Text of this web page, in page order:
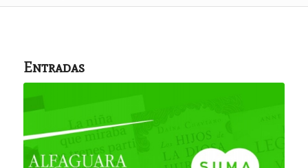
Entradas